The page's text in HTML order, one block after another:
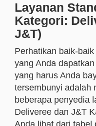
Layanan
Kategori:
J&T)
Perhatikan baik-
yang Anda
yang harus Anda
tersembunyi adalah
beberapa penyedia
Deliveree dan J&T
Anda lihat dari tabel